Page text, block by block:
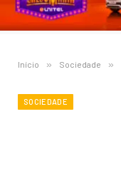
Início » Sociedade »
SOCIEDADE